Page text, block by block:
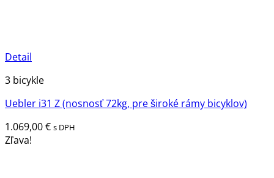
Detail
3 bicykle
Uebler i31 Z (nosnosť 72kg, pre široké rámy bicyklov)
1.069,00€ s DPH
Zľava!